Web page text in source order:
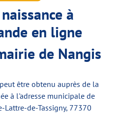
à
en ligne
de Nangis
être obtenu auprès de la
à l'adresse municipale de
Lattre-de-Tassigny, 77370